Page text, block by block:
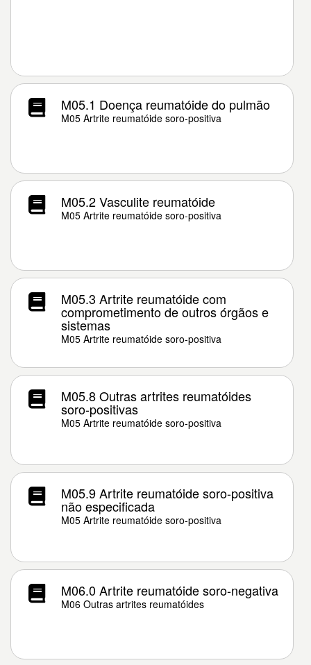
M05.1 Doença reumatóide do pulmão
M05 Artrite reumatóide soro-positiva
M05.2 Vasculite reumatóide
M05 Artrite reumatóide soro-positiva
M05.3 Artrite reumatóide com
comprometimento de outros órgãos e
sistemas
M05 Artrite reumatóide soro-positiva
M05.8 Outras artrites reumatóides
soro-positivas
M05 Artrite reumatóide soro-positiva
M05.9 Artrite reumatóide soro-positiva
não especificada
M05 Artrite reumatóide soro-positiva
M06.0 Artrite reumatóide soro-negativa
M06 Outras artrites reumatóides